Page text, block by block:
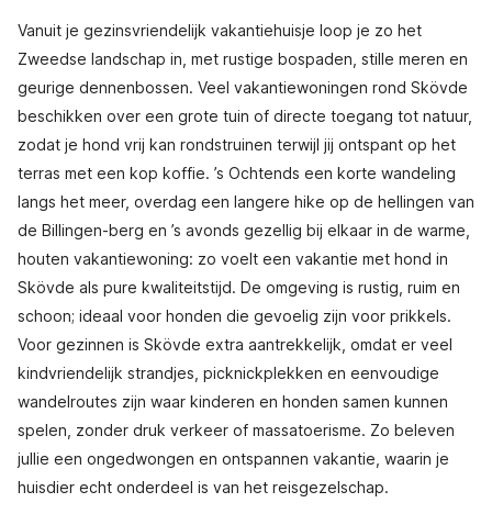
Vanuit je gezinsvriendelijk vakantiehuisje loop je zo het
Zweedse landschap in, met rustige bospaden, stille meren en
geurige dennenbossen. Veel vakantiewoningen rond Skövde
beschikken over een grote tuin of directe toegang tot natuur,
zodat je hond vrij kan rondstruinen terwijl jij ontspant op het
terras met een kop koffie. ’s Ochtends een korte wandeling
langs het meer, overdag een langere hike op de hellingen van
de Billingen-berg en ’s avonds gezellig bij elkaar in de warme,
houten vakantiewoning: zo voelt een vakantie met hond in
Skövde als pure kwaliteitstijd. De omgeving is rustig, ruim en
schoon; ideaal voor honden die gevoelig zijn voor prikkels.
Voor gezinnen is Skövde extra aantrekkelijk, omdat er veel
kindvriendelijk strandjes, picknickplekken en eenvoudige
wandelroutes zijn waar kinderen en honden samen kunnen
spelen, zonder druk verkeer of massatoerisme. Zo beleven
jullie een ongedwongen en ontspannen vakantie, waarin je
huisdier echt onderdeel is van het reisgezelschap.